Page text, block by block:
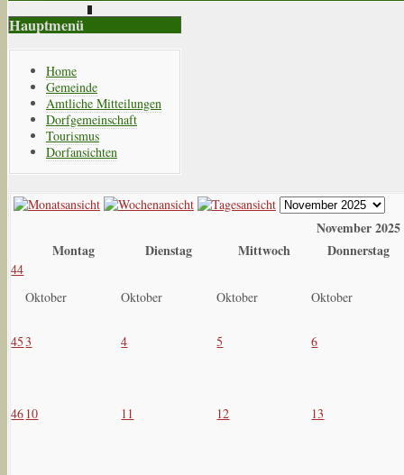
Hauptmenü
Home
Gemeinde
Amtliche Mitteilungen
Dorfgemeinschaft
Tourismus
Dorfansichten
November 2025
Montag
Dienstag Mittwoch Donnerstag
44
Oktober
Oktober Oktober Oktober
45 3 4 5 6
46 10 11 12 13